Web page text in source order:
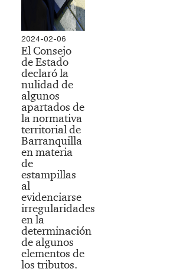
2024-02-06
​El Consejo
de Estado
declaró la
nulidad de
algunos
apartados de
la normativa
territorial de
Barranquilla
en materia
de
estampillas​
al
evidenciarse
irregularidades
en la
determinación
de algunos
elementos de
los tributos.